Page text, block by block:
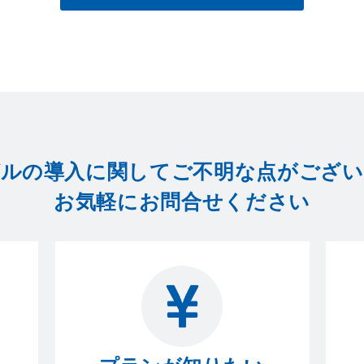
の導入に関してご不明な点がござ
お気軽にお問合せください